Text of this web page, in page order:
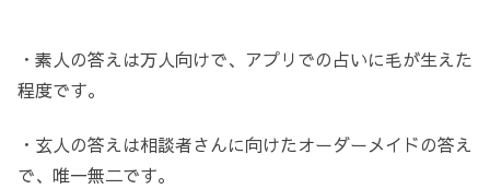
・素人の答えは万人向けで、アプリでの占いに毛が生えた
程度です。
・玄人の答えは相談者さんに向けたオーダーメイドの答え
で、唯一無二です。